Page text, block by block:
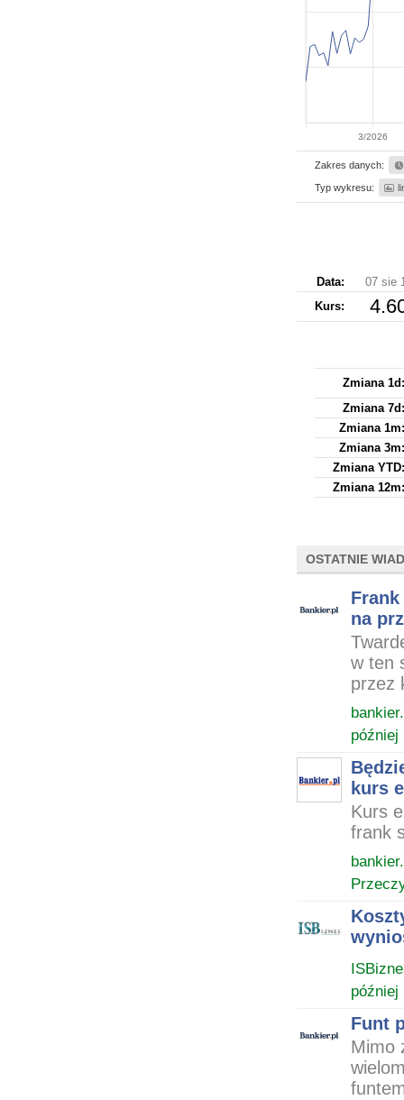
3/2026
Zakres danych:
Typ wykresu:
Data:
07 sie
Kurs:
Zmiana 1d:
Zmiana 7d:
Zmiana 1m:
Zmiana 3m:
Zmiana YTD:
Zmiana 12m:
OSTATNIE
na
w ten
przez
później
kurs
Kurs
frank
później
Funt
Mimo